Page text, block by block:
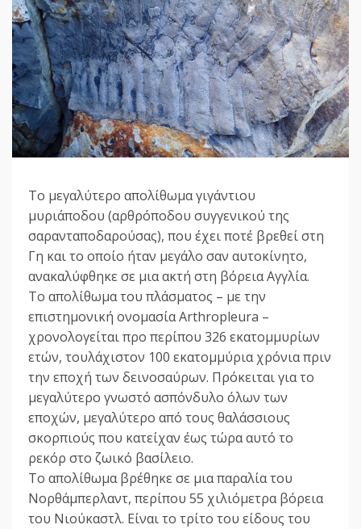
Το μεγαλύτερο απολίθωμα γιγάντιου
μυριάποδου (αρθρόποδου συγγενικού της
σαρανταποδαρούσας), που έχει ποτέ βρεθεί στη
Γη και το οποίο ήταν μεγάλο σαν αυτοκίνητο,
ανακαλύφθηκε σε μια ακτή στη βόρεια Αγγλία.
Το απολίθωμα του πλάσματος – με την
επιστημονική ονομασία Arthropleura –
χρονολογείται προ περίπου 326 εκατομμυρίων
ετών, τουλάχιστον 100 εκατομμύρια χρόνια πριν
την εποχή των δεινοσαύρων. Πρόκειται για το
μεγαλύτερο γνωστό ασπόνδυλο όλων των
εποχών, μεγαλύτερο από τους θαλάσσιους
σκορπιούς που κατείχαν έως τώρα αυτό το
ρεκόρ στο ζωικό βασίλειο.
Το απολίθωμα βρέθηκε σε μια παραλία του
Νορθάμπερλαντ, περίπου 55 χιλιόμετρα βόρεια
του Νιούκαστλ. Είναι το τρίτο του είδους του